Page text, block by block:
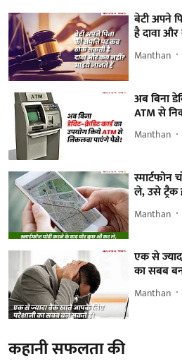
बेटी अपने
है दावा
Manthan
अब बिना
ATM से
Manthan
ले, उसे ट्रैक
Manthan
एक से
का सबब
Manthan
कहानी सफलता की